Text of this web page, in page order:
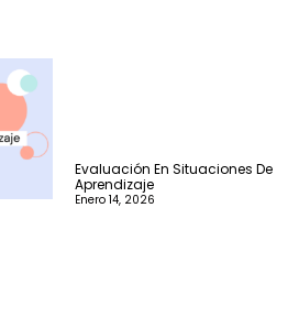
Evaluación En Situaciones De
Aprendizaje
Enero 14, 2026